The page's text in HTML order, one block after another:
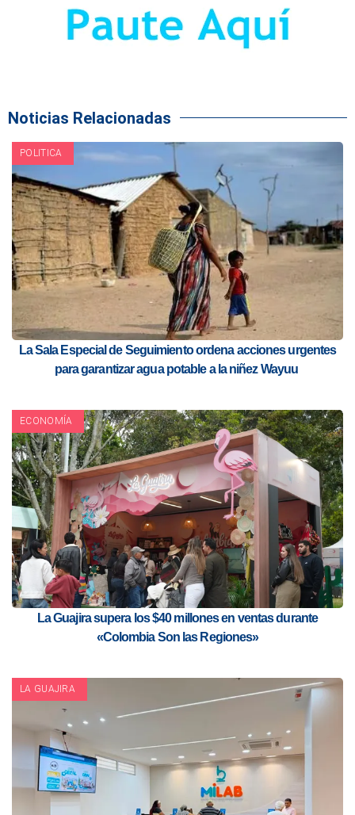
Noticias Relacionadas
POLITICA
La Sala Especial de Seguimiento ordena acciones urgentes
para garantizar agua potable a la niñez Wayuu
ECONOMÍA
La Guajira supera los $40 millones en ventas durante
«Colombia Son las Regiones»
LA GUAJIRA